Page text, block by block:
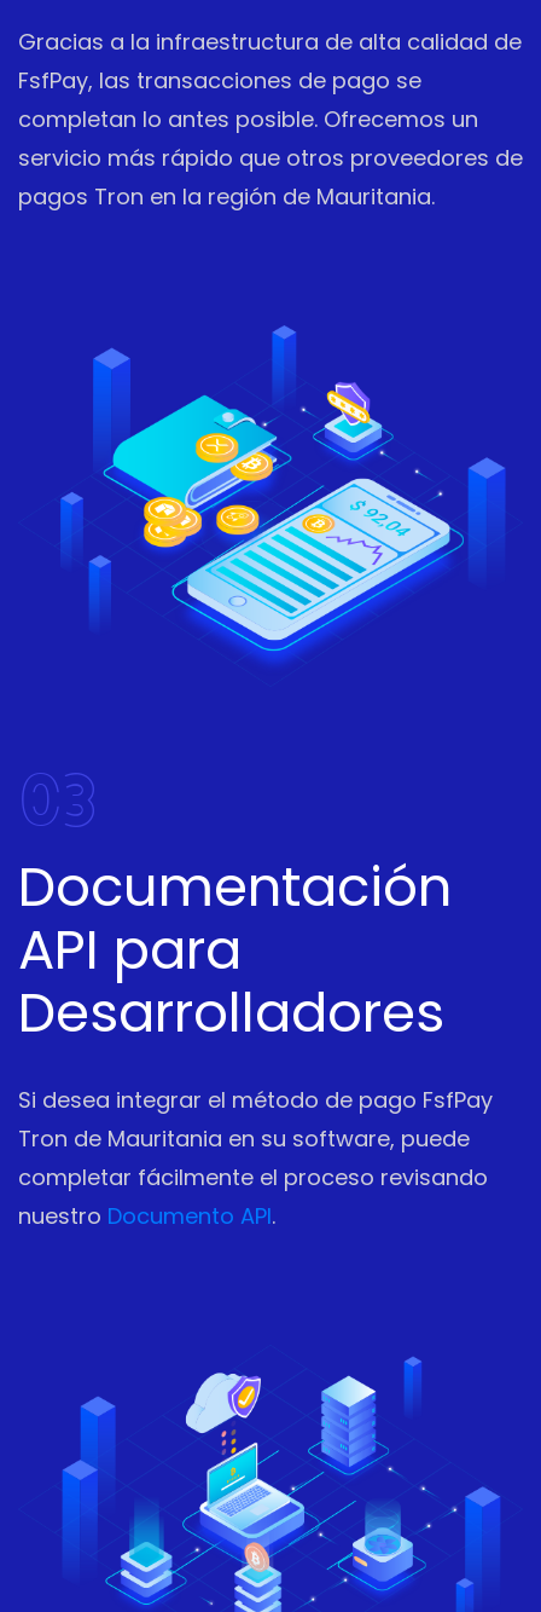
Gracias a la infraestructura de alta calidad de
FsfPay, las transacciones de pago se
completan lo antes posible. Ofrecemos un
servicio más rápido que otros proveedores de
pagos Tron en la región de Mauritania.
03
Documentación
API para
Desarrolladores
Si desea integrar el método de pago FsfPay
Tron de Mauritania en su software, puede
completar fácilmente el proceso revisando
nuestro Documento API.